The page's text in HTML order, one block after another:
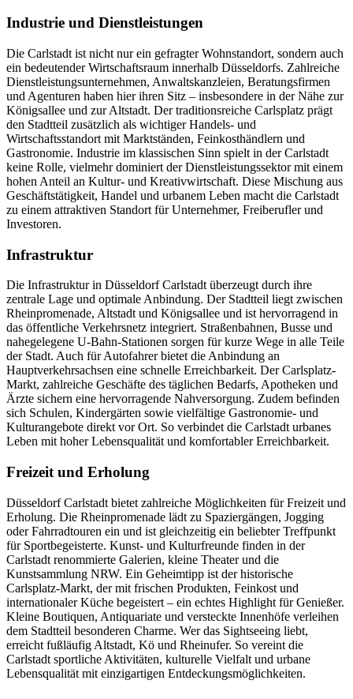
Industrie und Dienstleistungen
Die Carlstadt ist nicht nur ein gefragter Wohnstandort, sondern auch
ein bedeutender Wirtschaftsraum innerhalb Düsseldorfs. Zahlreiche
Dienstleistungsunternehmen, Anwaltskanzleien, Beratungsfirmen
und Agenturen haben hier ihren Sitz – insbesondere in der Nähe zur
Königsallee und zur Altstadt. Der traditionsreiche Carlsplatz prägt
den Stadtteil zusätzlich als wichtiger Handels- und
Wirtschaftsstandort mit Marktständen, Feinkosthändlern und
Gastronomie. Industrie im klassischen Sinn spielt in der Carlstadt
keine Rolle, vielmehr dominiert der Dienstleistungssektor mit einem
hohen Anteil an Kultur- und Kreativwirtschaft. Diese Mischung aus
Geschäftstätigkeit, Handel und urbanem Leben macht die Carlstadt
zu einem attraktiven Standort für Unternehmer, Freiberufler und
Investoren.
Infrastruktur
Die Infrastruktur in Düsseldorf Carlstadt überzeugt durch ihre
zentrale Lage und optimale Anbindung. Der Stadtteil liegt zwischen
Rheinpromenade, Altstadt und Königsallee und ist hervorragend in
das öffentliche Verkehrsnetz integriert. Straßenbahnen, Busse und
nahegelegene U-Bahn-Stationen sorgen für kurze Wege in alle Teile
der Stadt. Auch für Autofahrer bietet die Anbindung an
Hauptverkehrsachsen eine schnelle Erreichbarkeit. Der Carlsplatz-
Markt, zahlreiche Geschäfte des täglichen Bedarfs, Apotheken und
Ärzte sichern eine hervorragende Nahversorgung. Zudem befinden
sich Schulen, Kindergärten sowie vielfältige Gastronomie- und
Kulturangebote direkt vor Ort. So verbindet die Carlstadt urbanes
Leben mit hoher Lebensqualität und komfortabler Erreichbarkeit.
Freizeit und Erholung
Düsseldorf Carlstadt bietet zahlreiche Möglichkeiten für Freizeit und
Erholung. Die Rheinpromenade lädt zu Spaziergängen, Jogging
oder Fahrradtouren ein und ist gleichzeitig ein beliebter Treffpunkt
für Sportbegeisterte. Kunst- und Kulturfreunde finden in der
Carlstadt renommierte Galerien, kleine Theater und die
Kunstsammlung NRW. Ein Geheimtipp ist der historische
Carlsplatz-Markt, der mit frischen Produkten, Feinkost und
internationaler Küche begeistert – ein echtes Highlight für Genießer.
Kleine Boutiquen, Antiquariate und versteckte Innenhöfe verleihen
dem Stadtteil besonderen Charme. Wer das Sightseeing liebt,
erreicht fußläufig Altstadt, Kö und Rheinufer. So vereint die
Carlstadt sportliche Aktivitäten, kulturelle Vielfalt und urbane
Lebensqualität mit einzigartigen Entdeckungsmöglichkeiten.